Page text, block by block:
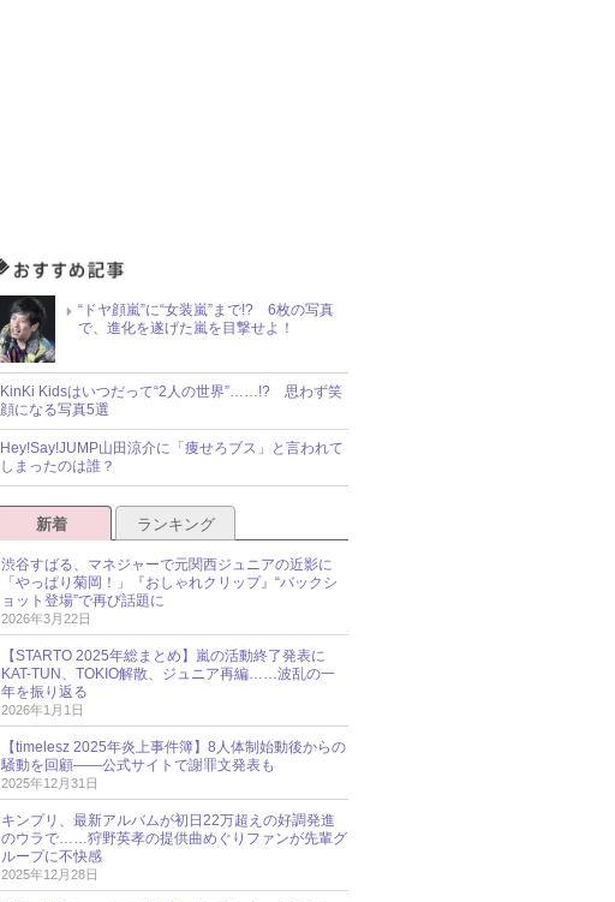
“ドヤ顔嵐”に“女装嵐”まで!? 6枚の写真
で、進化を遂げた嵐を目撃せよ！
KinKi Kidsはいつだって“2人の世界”……!? 思わず笑
顔になる写真5選
Hey!Say!JUMP山田涼介に「痩せろブス」と言われて
しまったのは誰？
新着 ランキング
渋谷すばる、マネジャーで元関西ジュニアの近影に
「やっぱり菊岡！」『おしゃれクリップ』“バックシ
ョット登場”で再び話題に
2026年3月22日
【STARTO 2025年総まとめ】嵐の活動終了発表に
KAT-TUN、TOKIO解散、ジュニア再編……波乱の一
年を振り返る
2026年1月1日
【timelesz 2025年炎上事件簿】8人体制始動後からの
騒動を回顧――公式サイトで謝罪文発表も
2025年12月31日
キンプリ、最新アルバムが初日22万超えの好調発進
のウラで……狩野英孝の提供曲めぐりファンが先輩グ
ループに不快感
2025年12月28日